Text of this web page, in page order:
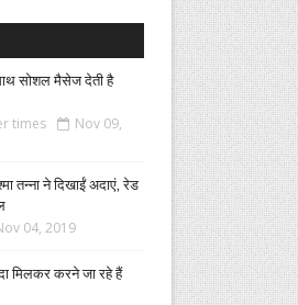
सोशल मैसेज देती है
times
Nov 09,
तन्ना ने दिखाईं अदाएं, रेड
04, 2019
मिलकर करने जा रहे हैं